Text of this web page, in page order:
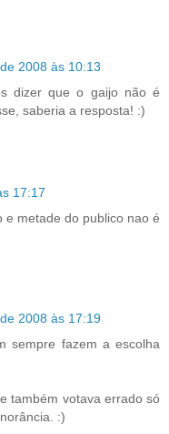
2008 às 10:13
dizer que o gaijo não é
saberia a resposta! :)
17:17
metade do publico nao é
2008 às 17:19
sempre fazem a escolha
também votava errado só
:)